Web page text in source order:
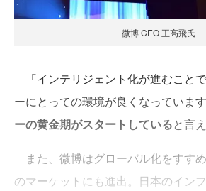
微博 CEO 王高飛氏
「インテリジェント化が進むこと
ーにとっての環境が良くなっています
ーの黄金期がスタートしていると言
また、微博はグローバル化をすす
のマーケットにも進出。日本のイン